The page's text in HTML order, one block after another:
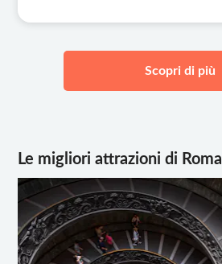
Scopri di più
Le migliori attrazioni di Roma